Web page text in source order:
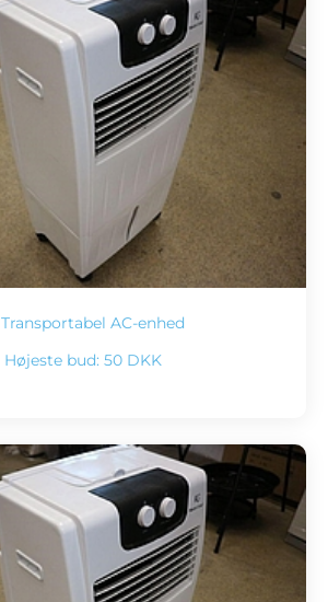
Transportabel AC-enhed
Højeste bud: 50 DKK